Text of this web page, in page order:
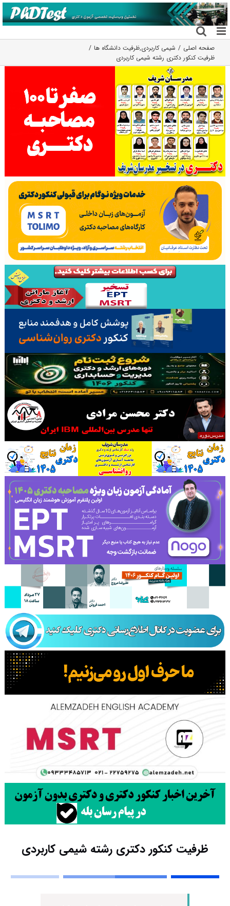
رفتن
به
محتوا
صفحه اصلی شیمی کاربردی,ظرفیت دانشگاه ها
ظرفیت کنکور دکتری رشته شیمی ﻛﺎرﺑﺮدی
ظرفیت کنکور دکتری رشته شیمی ﻛﺎرﺑﺮدی